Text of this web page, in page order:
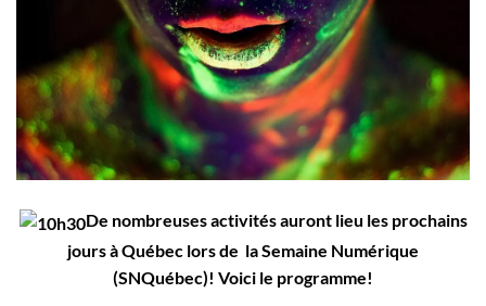
Inscrivez-vous à l'infolettre
Employeurs
Publiez une offre d'emploi
De nombreuses activités auront lieu les prochains
jours à Québec lors de la Semaine Numérique
(SNQuébec)! Voici le programme!